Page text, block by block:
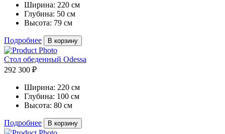
Ширина: 220 см
Глубина: 50 см
Высота: 79 см
Подробнее В корзину
Стол обеденный Odessa
292 300 ₽
Ширина: 220 см
Глубина: 100 см
Высота: 80 см
Подробнее В корзину